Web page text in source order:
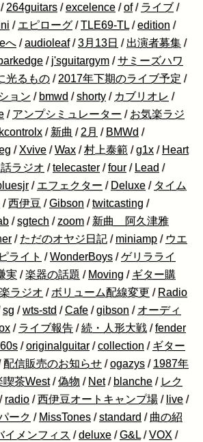
/ 264guitars /excelence /of / ライブ /
/ エピローグ /TLE69-TL /edition /
へ /audioleaf /3月13日 / 出演者募集 /
/ j'sguitargym /サミーズハワ
光るもの / 2017年下期のライブ予定 /
ョン / bmwd /shorty / カブリオレ /
/ アンプシミュレーター / お気楽ラジ
/ 新曲 / 2月 / BMWd /
/ Xvive /Wax /村上泰範 /g1x / Heart
ラジオ /telecaster /four / Lead /
/ エフェクター / Deluxe / タイム
/西伊豆 /Gibson /twitcasting /
/sgtech /zoom / 新曲 阿久津雅
/ ただのオヤジ日記 / miniamp / ウエ
ライト /WonderBoys /ゲリラライ
実 /楽器の話題 / Moving / ギター購
ラジオ / ボリューム配線変更 / Radio
sg /wts-std /Cafe /gibson / オーディ
/ ライブ報告 /続・人形大戦 /fender
/originalguitar /collection / ギター
配信販売のお知らせ /ogazys / 1987年
喫茶West /偽物 / Net / blanche / レク
/ radio /西伊豆オートキャンプ場 / live /
ーク / MissTones /standard / 曲の紹
イメンフィス /deluxe /G&L /VOX /